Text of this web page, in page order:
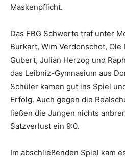
Maskenpflicht.
Das FBG Schwerte traf unter
Burkart, Wim Verdonschot, Ole
Gubert, Julian Herzog und
das Leibniz-Gymnasium aus
Schüler kamen gut ins Spiel
Erfolg. Auch gegen die
ließen die Jungen nichts
Satzverlust ein 9:0.
Im abschließenden Spiel kam